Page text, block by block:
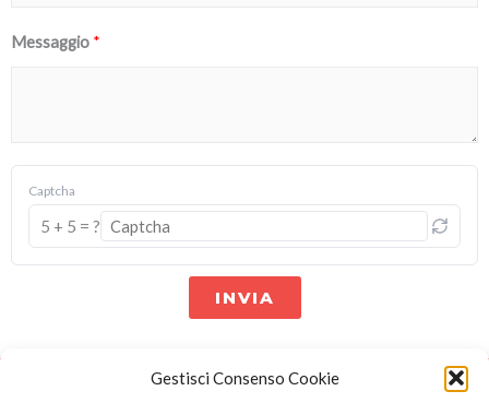
Gestisci Consenso Cookie
Messaggio *
Captcha
5 + 5 = ?
CAPTCHA
aiuta
INVIA